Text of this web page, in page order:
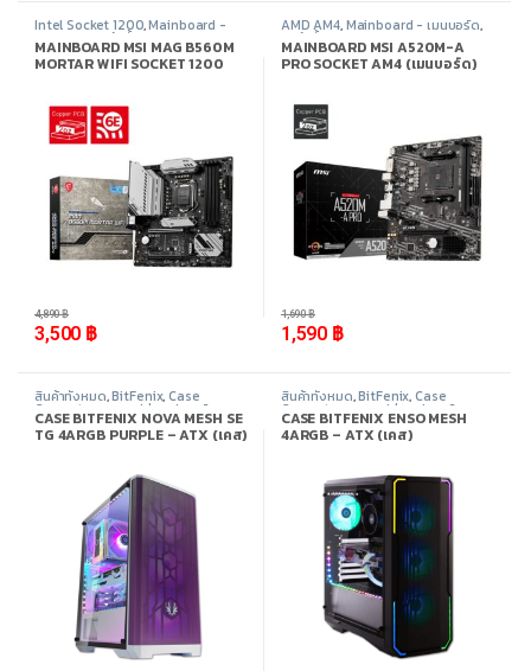
Intel Socket 1200,Mainboard -
สินค้าทั้งหมด
คอมพิวเตอร์
MAINBOARD MSI MAG B560M
MORTAR WIFI SOCKET 1200
3,500 ฿
4,890฿
AMD AM4,Mainboard - เมนบอร์ด,
สินค้าทั้งหมด
MAINBOARD MSI A520M-A
PRO SOCKET AM4 (เมนบอร์ด)
1,590 ฿
1,690฿
สินค้าทั้งหมด,BitFenix, Case
Computer - เคสเปล่า,อุปกรณ์
คอมพิวเตอร์
CASE BITFENIX NOVA MESH SE
TG 4ARGB PURPLE – ATX (เคส)
34%
สินค้าทั้งหมด,BitFenix, Case
Computer - เคสเปล่า,อุปกรณ์
คอมพิวเตอร์
CASE BITFENIX ENSO MESH
4ARGB – ATX (เคส)